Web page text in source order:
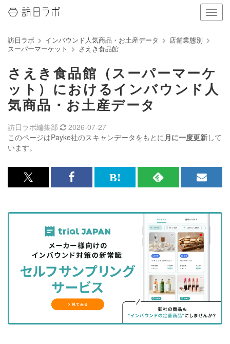
ナ
ビ
ン
の
表
り
る
訪日ラボ インバウンド人気商品・お土産データ
店舗業態別
スーパーマーケット
さえき食品館
さえき食品館（スーパーマーケ
ット）におけるインバウンド人
気商品・お土産データ
このページはPayke社のスキャンデータをもとに月に一度更新して
います。
訪日ラボ編集部 2026-07-27
x<br>
記
を
シ
ェ
る
Facebook<br>
記
事
を
シ
ェ
ア
す
る
は
な
ッ
ク
マ
に
RSS
記
事
を
購
読
す
る
メ
マ
ガ
登
録
す
る